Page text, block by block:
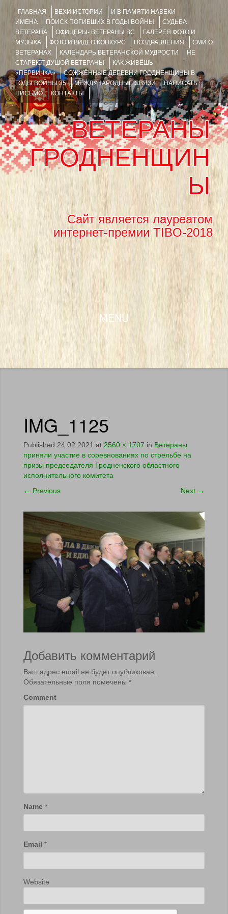
ГЛАВНАЯ ВЕХИ ИСТОРИИ
И В ПАМЯТИ НАВЕКИ
ИМЕНА
ПОИСК ПОГИБШИХ В ГОДЫ ВОЙНЫ
СУДЬБА
ВЕТЕРАНА
ОФИЦЕРЫ- ВЕТЕРАНЫ ВС
ГАЛЕРЕЯ ФОТО И
МУЗЫКА
ФОТО И ВИДЕО КОНКУРС ПОЗДРАВЛЕНИЯ
СМИ О
ВЕТЕРАНАХ
КАЛЕНДАРЬ ВЕТЕРАНСКОЙ МУДРОСТИ
НЕ
СТАРЕЮТ ДУШОЙ ВЕТЕРАНЫ
КАК ЖИВЁШЬ
«ПЕРВИЧКА»
СОЖЖЁННЫЕ ДЕРЕВНИ ГРОДНЕНЩИНЫ В
ГОДЫ ВОЙНЫ 35
МЕЖДУНАРОДНЫЕ СВЯЗИ
НАПИСАТЬ
ПИСЬМО
КОНТАКТЫ
ВЕТЕРАНЫ
ГРОДНЕНЩИН
Ы
Сайт является лауреатом
интернет-премии TIBO-2018
MENU
SKIP TO CONTENT
IMG_1125
Published 24.02.2021 at 2560 × 1707 in Ветераны
приняли участие в соревнованиях по стрельбе на
призы председателя Гродненского областного
исполнительного комитета
← Previous Next →
Добавить комментарий
Ваш адрес email не будет опубликован.
Обязательные поля помечены *
Comment
Name *
Email *
Website